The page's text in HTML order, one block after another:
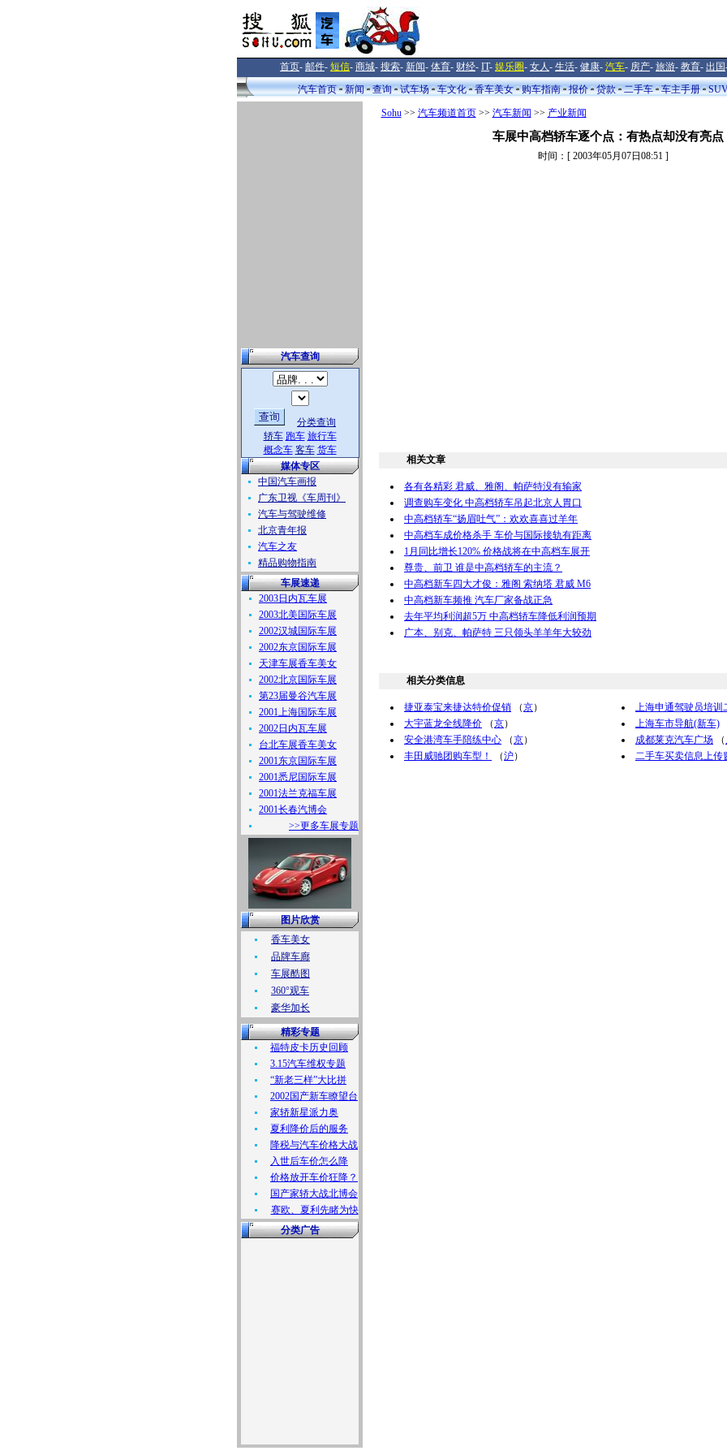
首页- 邮件- 短信- 商城- 搜索- 新闻- 体育- 财经- IT- 娱乐圈- 女人- 生活- 健康- 汽车- 房产- 旅游- 教育- 出国
汽车首页
新闻 查询 试车场 车文化 香车美女 购车指南 报价 贷款 二手车 车主手册
汽车查询
分类查询
轿车 跑车 旅行车
概念车 客车 货车
媒体专区
中国汽车画报
广东卫视《车周刊》
汽车与驾驶维修
北京青年报
汽车之友
精品购物指南
车展速递
2003日内瓦车展
2003北美国际车展
2002汉城国际车展
2002东京国际车展
天津车展香车美女
2002北京国际车展
第23届曼谷汽车展
2001上海国际车展
2002日内瓦车展
台北车展香车美女
2001东京国际车展
2001悉尼国际车展
2001法兰克福车展
2001长春汽博会
>>更多车展专题
图片欣赏
香车美女
品牌车廊
车展酷图
360°观车
豪华加长
精彩专题
福特皮卡历史回顾
3.15汽车维权专题
“新老三样”大比拼
2002国产新车瞭望台
家轿新星派力奥
夏利降价后的服务
降税与汽车价格大战
入世后车价怎么降
价格放开车价狂降？
国产家轿大战北博会
赛欧、夏利先睹为快
分类广告
Sohu>> 汽车频道首页>> 汽车新闻 >> 产业新闻
车展中高档轿车逐个点：有热点却没有亮点
时间：[ 2003年05月07日08:51 ]
相关文章
各有各精彩 君威、雅阁、帕萨特没有输家
调查购车变化 中高档轿车吊起北京人胃口
中高档轿车“扬眉吐气”：欢欢喜喜过羊年
中高档车成价格杀手 车价与国际接轨有距离
1月同比增长120% 价格战将在中高档车展开
尊贵、前卫 谁是中高档轿车的主流？
中高档新车四大才俊：雅阁 索纳塔 君威 M6
中高档新车频推 汽车厂家备战正急
去年平均利润超5万 中高档轿车降低利润预期
广本、别克、帕萨特 三只领头羊羊年大较劲
相关分类信息
捷亚泰宝来捷达特价促销 （京）
大宇蓝龙全线降价 （京）
安全港湾车手陪练中心 （京）
丰田威驰团购车型！
（沪）
上海申通驾驶员培训
上海车市导航(新车)
成都莱克汽车广场 （
二手车买卖信息上传